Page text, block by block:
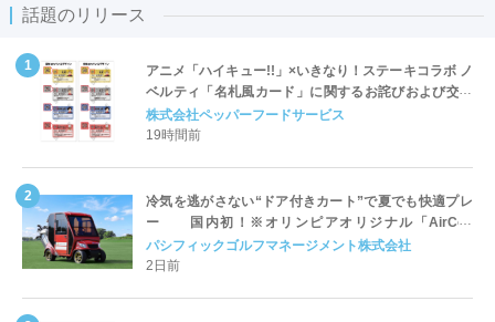
話題のリリース
アニメ「ハイキュー!!」×いきなり！ステーキコラボ ノ
ベルティ「名札風カード」に関するお詫びおよび交換
対応についてのご案内
株式会社ペッパーフードサービス
19時間前
冷気を逃がさない“ドア付きカート”で夏でも快適プレ
ー 国内初！※オリンピアオリジナル「AirCon
Cart（エアコンカート）」導入 | ＰＧＭ
パシフィックゴルフマネージメント株式会社
2日前